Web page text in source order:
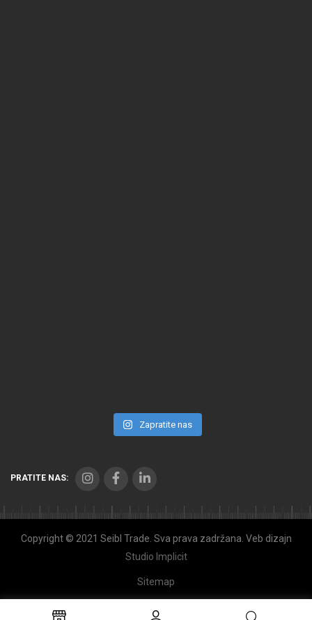
Zapratite nas
PRATITE NAS:
Copyright © 2021 Seibl Trade. Sva prava zadržana. Veb dizajn
Studio Implicit
Sitemap